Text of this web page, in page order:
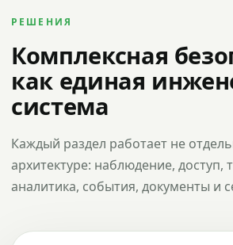
РЕШЕНИЯ
Комплексная
как единая
система
Каждый раздел работает не
архитектуре: наблюдение, доступ,
аналитика, события, документы и